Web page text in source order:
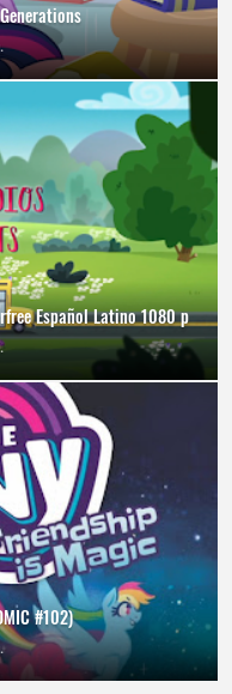
Español Latino 1080 p
#102)